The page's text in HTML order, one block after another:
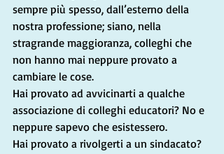
sempre più spesso, dall’esterno della
nostra professione; siano, nella
stragrande maggioranza, colleghi che
non hanno mai neppure provato a
cambiare le cose.
Hai provato ad avvicinarti a qualche
associazione di colleghi educatori? No e
neppure sapevo che esistessero.
Hai provato a rivolgerti a un sindacato?